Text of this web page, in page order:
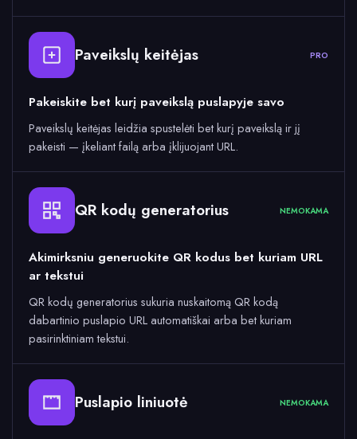
Paveikslų keitėjas PRO
Pakeiskite bet kurį paveikslą puslapyje savo
Paveikslų keitėjas leidžia spustelėti bet kurį paveikslą ir jį
pakeisti — įkeliant failą arba įklijuojant URL.
QR kodų generatorius NEMOKAMA
Akimirksniu generuokite QR kodus bet kuriam URL
ar tekstui
QR kodų generatorius sukuria nuskaitomą QR kodą
dabartinio puslapio URL automatiškai arba bet kuriam
pasirinktiniam tekstui.
Puslapio liniuotė NEMOKAMA